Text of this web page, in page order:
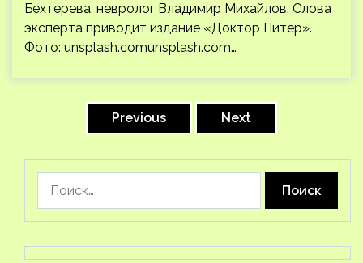
Бехтерева, невролог Владимир Михайлов. Слова
эксперта приводит издание «Доктор Питер».
Фото: unsplash.comunsplash.com…
Previous Next